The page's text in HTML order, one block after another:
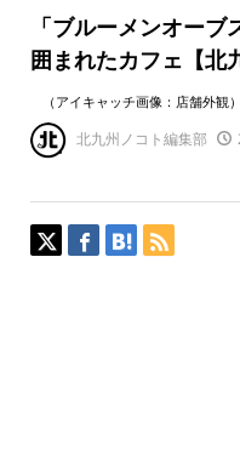
「ブルーメンオー
囲まれたカフェ【北
（アイキャッチ画像：店舗外観）
北九州ノコト編集部